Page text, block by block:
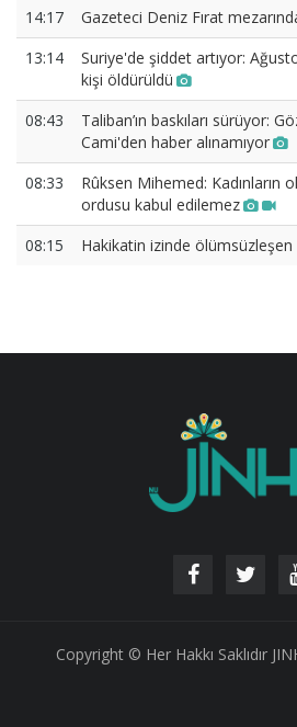
14:17
Gazeteci Deniz Fırat
13:14
Suriye'de şiddet artıyor:
kişi öldürüldü
08:43
Taliban’ın baskıları sürüyor:
Cami'den haber alınamıyor
08:33
Rûksen Mihemed: Kadınların
ordusu kabul edilemez
08:15
Hakikatin izinde ölümsüzleşen
Copyright © Her Hakkı Saklıdır